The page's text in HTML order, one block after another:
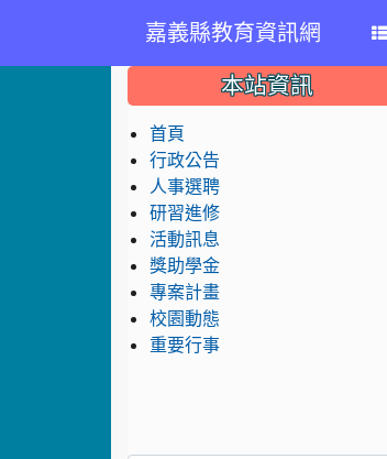
嘉義縣教育資訊網
::: 本站資訊
首頁
行政公告
人事選聘
研習進修
活動訊息
獎助學金
專案計畫
校園動態
重要行事